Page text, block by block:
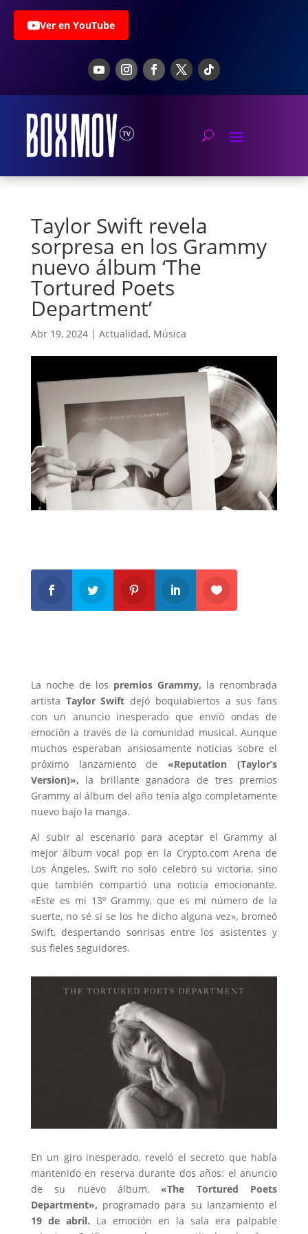
Ver en YouTube
Taylor Swift revela
sorpresa en los Grammy
nuevo álbum ‘The
Tortured Poets
Department’
Abr 19, 2024| Actualidad, Música
La noche de los premios Grammy, la renombrada
artista Taylor Swift dejó boquiabiertos a sus fans
con un anuncio inesperado que envió ondas de
emoción a través de la comunidad musical. Aunque
muchos esperaban ansiosamente noticias sobre el
próximo lanzamiento de «Reputation (Taylor’s
Version)», la brillante ganadora de tres premios
Grammy al álbum del año tenía algo completamente
nuevo bajo la manga.
Al subir al escenario para aceptar el Grammy al
mejor álbum vocal pop en la Crypto.com Arena de
Los Ángeles, Swift no solo celebró su victoria, sino
que también compartió una noticia emocionante.
«Este es mi 13º Grammy, que es mi número de la
suerte, no sé si se los he dicho alguna vez», bromeó
Swift, despertando sonrisas entre los asistentes y
sus fieles seguidores.
En un giro inesperado, reveló el secreto que había
mantenido en reserva durante dos años: el anuncio
de su nuevo álbum, «The Tortured Poets
Department», programado para su lanzamiento el
19 de abril. La emoción en la sala era palpable